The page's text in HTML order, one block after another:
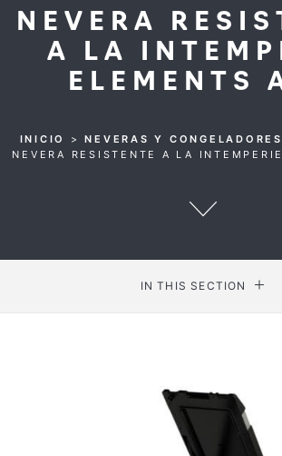
NEVERA
A LA
ELEMENTS
INICIO >NEVERAS Y
NEVERA RESISTENTE A LA
IN THIS SECTION